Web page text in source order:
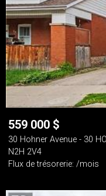
559 000 $
30 Hohner Avenue - 30
N2H 2V4
Flux de trésorerie: /mois